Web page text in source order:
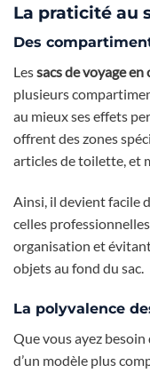
La praticité au
Des
Lessacs de voyage en
plusieurs
au mieux ses effets
offrent des zones
articles de toilette, et
Ainsi, il devient facile
celles
organisation et
objets au fond du sac.
La polyvalence
Que vous ayez besoin
d’un modèle plus